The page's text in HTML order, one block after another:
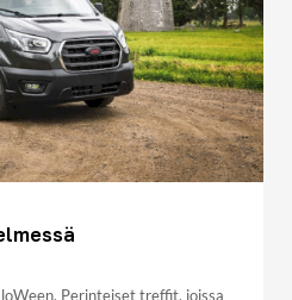
Perinteiset treffit, joissa